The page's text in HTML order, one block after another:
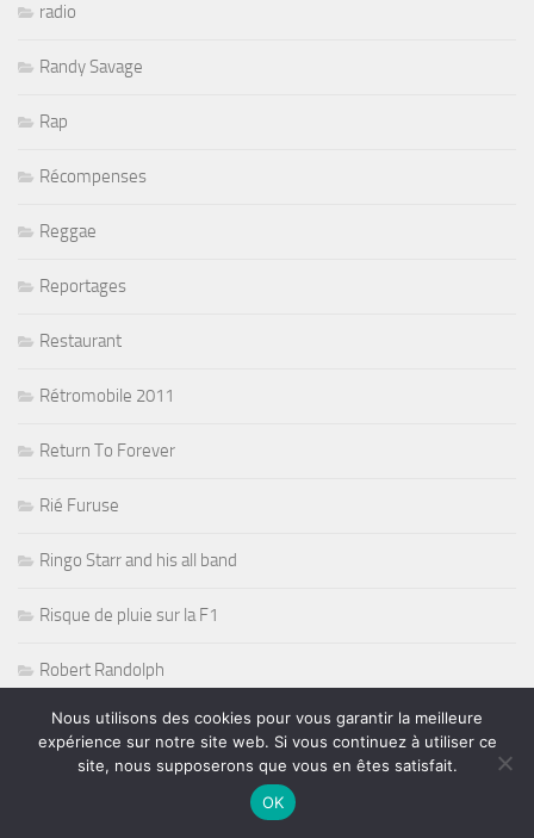
radio
Randy Savage
Rap
Récompenses
Reggae
Reportages
Restaurant
Rétromobile 2011
Return To Forever
Rié Furuse
Ringo Starr and his all band
Risque de pluie sur la F1
Robert Randolph
Rock
Rock Acoustic Folk
Nous utilisons des cookies pour vous garantir la meilleure
expérience sur notre site web. Si vous continuez à utiliser ce
site, nous supposerons que vous en êtes satisfait.
OK